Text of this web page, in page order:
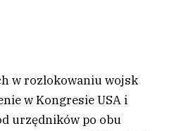
w rozlokowaniu wojsk
w Kongresie USA i
urzędników po obu